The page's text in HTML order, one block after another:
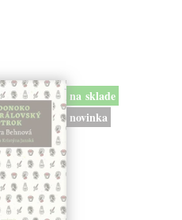
na sklade
novinka